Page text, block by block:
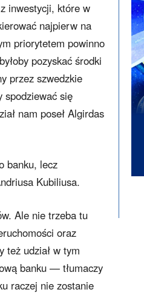
inwestycji, które w
najpierw na
priorytetem powinno
pozyskać środki
przez szwedzkie
spodziewać się
nam poseł Algirdas
banku, lecz
Kubiliusa.
Ale nie trzeba tu
oraz
też udział w tym
banku — tłumaczy
raczej nie zostanie